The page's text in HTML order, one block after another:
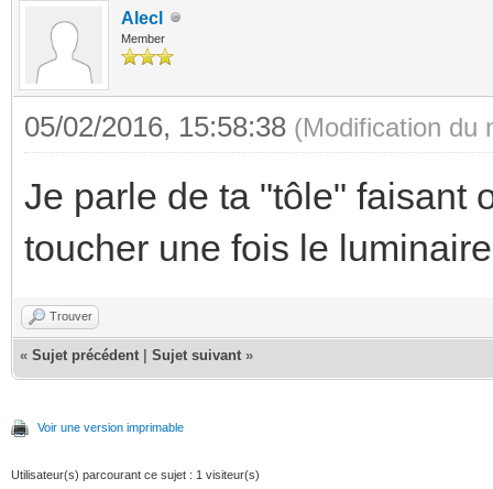
Alecl
Member
05/02/2016, 15:58:38 (Modification du
Je parle de ta "tôle" faisant
toucher une fois le
Trouver
« Sujet précédent Sujet suivant »
Voir une version imprimable
Utilisateur(s) parcourant ce sujet : 1 visiteur(s)